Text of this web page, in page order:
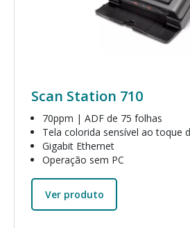
Scan Station 710
70ppm | ADF de 75 folhas
Tela colorida sensível ao toque
Gigabit Ethernet
Operação sem PC
Ver produto